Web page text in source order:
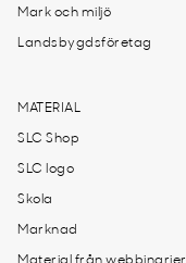
Mark och miljö
Landsbygdsföretag
MATERIAL
SLC Shop
SLC logo
Skola
Marknad